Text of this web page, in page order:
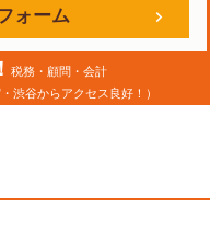
ォーム
税務・顧問・会計
渋谷からアクセス良好！）